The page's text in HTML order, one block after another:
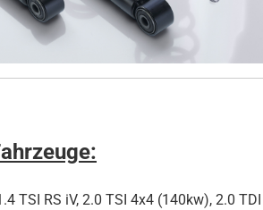
TSI RS iV, 2.0 TSI 4x4 (140kw), 2.0